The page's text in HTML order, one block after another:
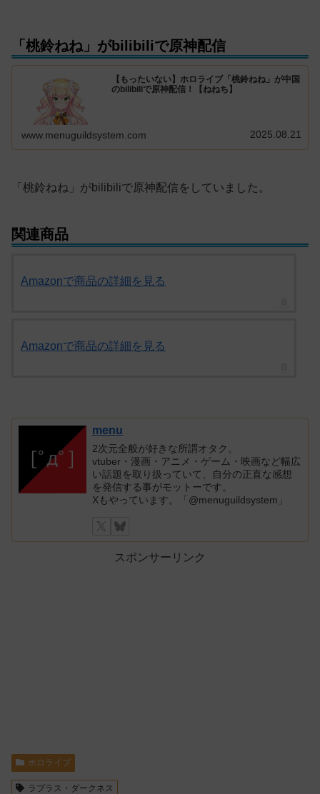
「桃鈴ねね」がbilibiliで原神配信
【もったいない】ホロライブ「桃鈴ねね」が中国
のbilibiliで原神配信！【ねねち】
www.menuguildsystem.com 2025.08.21
「桃鈴ねね」がbilibiliで原神配信をしていました。
関連商品
Amazonで商品の詳細を見る
Amazonで商品の詳細を見る
menu
2次元全般が好きな所謂オタク。
vtuber・漫画・アニメ・ゲーム・映画など幅広
い話題を取り扱っていて、自分の正直な感想
を発信する事がモットーです。
Xもやっています。「@menuguildsystem」
スポンサーリンク
ホロライブ
ラプラス・ダークネス